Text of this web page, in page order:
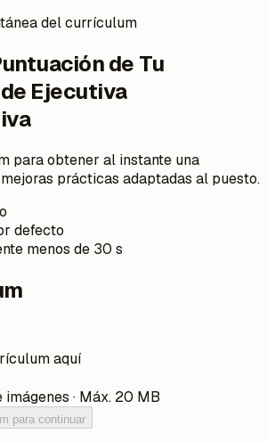
del currículum
de Tu
Ejecutiva
para obtener al instante una
prácticas adaptadas al puesto.
defecto
menos de 30 s
aquí
imágenes · Máx. 20 MB
para continuar